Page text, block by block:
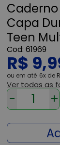
Capa
Teen
61969
R$
ou 6x de
Ver todas as
- +